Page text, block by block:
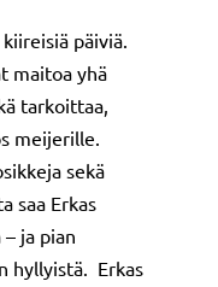
päiviä.
maitoa yhä
tarkoittaa,
meijerille.
sekä
saa Erkas
ja pian
hyllyistä. Erkas